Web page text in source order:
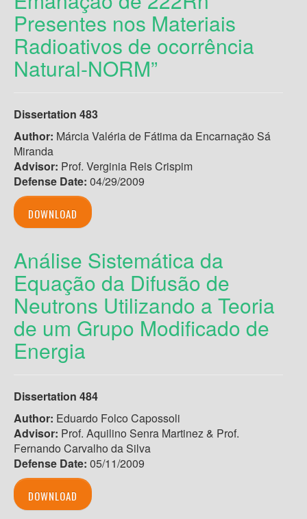
Presentes nos Materiais
Radioativos de ocorrência
Natural-NORM”
Dissertation 483
Author: Márcia Valéria de Fátima da Encarnação Sá
Miranda
Advisor: Prof. Verginia Reis Crispim
Defense Date: 04/29/2009
DOWNLOAD
Análise Sistemática da
Equação da Difusão de
Neutrons Utilizando a Teoria
de um Grupo Modificado de
Energia
Dissertation 484
Author: Eduardo Folco Capossoli
Advisor: Prof. Aquilino Senra Martinez & Prof.
Fernando Carvalho da Silva
Defense Date: 05/11/2009
DOWNLOAD